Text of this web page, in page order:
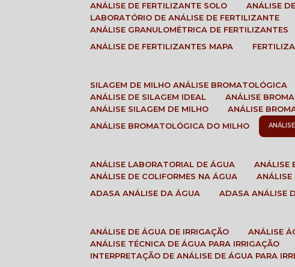
ANÁLISE DE FERTILIZANTE SOLO
ANÁLISE
LABORATÓRIO DE ANÁLISE DE FERTILIZANTE
ANÁLISE GRANULOMÉTRICA DE FERTILIZANTES
ANÁLISE DE FERTILIZANTES MAPA
SILAGEM DE MILHO ANÁLISE BROMATOLÓGICA
ANÁLISE DE SILAGEM IDEAL
ANÁLISE
ANÁLISE SILAGEM DE MILHO
ANÁLISE
ANÁLISE BROMATOLÓGICA DO MILHO
ANÁLISE LABORATORIAL DE ÁGUA
ANÁLISE DE COLIFORMES NA ÁGUA
ADASA ANÁLISE DA ÁGUA
ADASA ANÁLISE
ANÁLISE DE ÁGUA DE IRRIGAÇÃO
ANÁLISE
ANÁLISE TÉCNICA DE ÁGUA PARA IRRIGAÇÃO
INTERPRETAÇÃO DE ANÁLISE DE ÁGUA PARA